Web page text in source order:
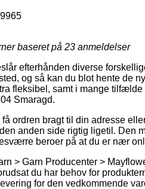
baseret på 23 anmeldelser
efterhånden diverse
og så kan du blot hente de
fleksibel, samt i mange
Smaragd.
ordren bragt til din adresse
anden side rigtig ligetil. Den
beroer på at du er nær
> Garn Producenter >
du har behov for
for den vedkommende